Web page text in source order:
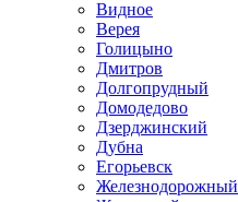
Видное
Верея
Голицыно
Дмитров
Долгопрудный
Домодедово
Дзерджинский
Дубна
Егорьевск
Железнодорожный